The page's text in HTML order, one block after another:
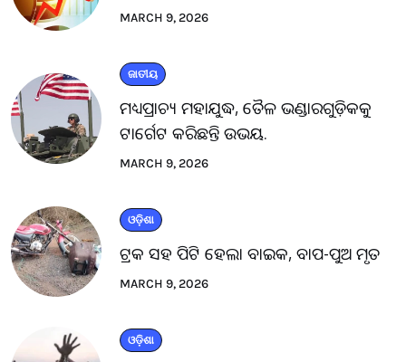
MARCH 9, 2026
ଜାତୀୟ
ମଧ୍ୟପ୍ରାଚ୍ୟ ମହାଯୁଦ୍ଧ, ତୈଳ ଭଣ୍ଡାରଗୁଡ଼ିକକୁ
ଟାର୍ଗେଟ କରିଛନ୍ତି ଉଭୟ.
MARCH 9, 2026
ଓଡ଼ିଶା
ଟ୍ରକ ସହ ପିଟି ହେଲା ବାଇକ, ବାପ-ପୁଅ ମୃତ
MARCH 9, 2026
ଓଡ଼ିଶା